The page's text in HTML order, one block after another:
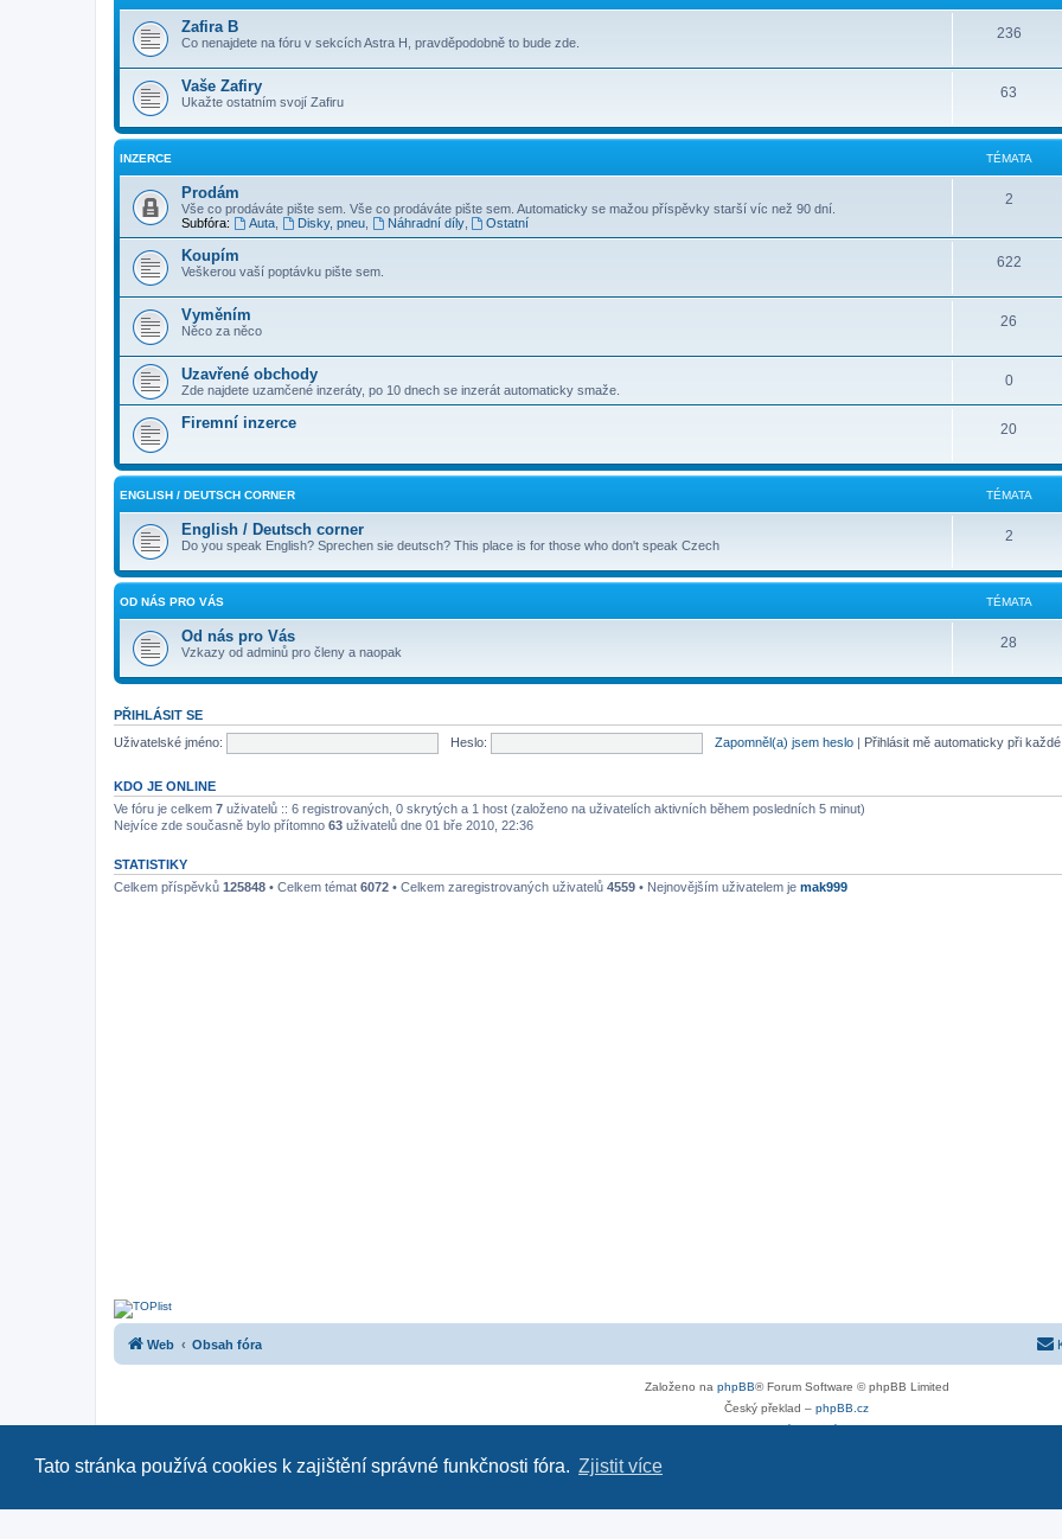
Tato stránka používá cookies k zajištění správné funkčnosti fóra. Zjistit více
Zafira B
Co nenajdete na fóru v sekcích Astra H, pravděpodobně to bude zde.
236
Vaše Zafiry
Ukažte ostatním svojí Zafiru
63
INZERCE TÉMATA
Prodám
Vše co prodáváte pište sem. Vše co prodáváte pište sem. Automaticky se mažou příspěvky starší víc než 90 dní.
Subfóra:
Auta, Disky, pneu, Náhradní díly, Ostatní
2
Koupím
Veškerou vaší poptávku pište sem.
622
Vyměním
Něco za něco
26
Uzavřené obchody
Zde najdete uzamčené inzeráty, po 10 dnech se inzerát automaticky smaže.
0
Firemní inzerce 20
ENGLISH / DEUTSCH CORNER TÉMATA
English / Deutsch corner
Do you speak English? Sprechen sie deutsch? This place is for those who don't speak Czech
2
OD NÁS PRO VÁS TÉMATA
Od nás pro Vás
Vzkazy od adminů pro členy a naopak
28
PŘIHLÁSIT SE
Uživatelské jméno:
Heslo: Zapomněl(a) jsem heslo | Přihlásit mě automaticky při
KDO JE ONLINE
Ve fóru je celkem 7 uživatelů :: 6 registrovaných, 0 skrytých a 1 host (založeno na uživatelích aktivních během posledních 5 minut)
Nejvíce zde současně bylo přítomno 63 uživatelů dne 01 bře 2010, 22:36
STATISTIKY
Celkem příspěvků 125848 • Celkem témat 6072 • Celkem zaregistrovaných uživatelů 4559 • Nejnovějším uživatelem je mak999
Web Obsah fóra
Založeno na phpBB® Forum Software © phpBB Limited
Český překlad – phpBB.cz
Soukromí|Podmínky